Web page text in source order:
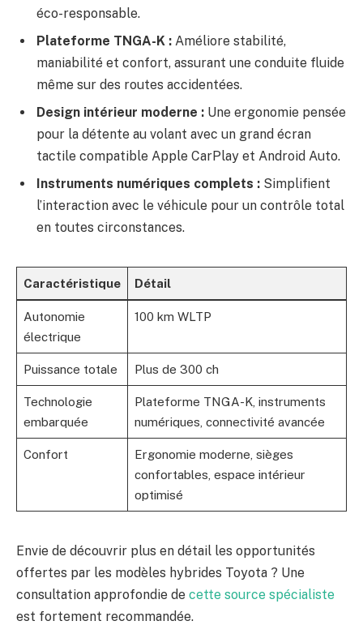
éco-responsable.
Plateforme TNGA-K : Améliore stabilité,
maniabilité et confort, assurant une conduite fluide
même sur des routes accidentées.
Design intérieur moderne : Une ergonomie pensée
pour la détente au volant avec un grand écran
tactile compatible Apple CarPlay et Android Auto.
Instruments numériques complets : Simplifient
l’interaction avec le véhicule pour un contrôle total
en toutes circonstances.
Caractéristique Détail
Autonomie
électrique
100 km WLTP
Puissance totale Plus de 300 ch
Technologie
embarquée
Plateforme TNGA-K, instruments
numériques, connectivité avancée
Confort
Ergonomie moderne, sièges
confortables, espace intérieur
optimisé
Envie de découvrir plus en détail les opportunités
offertes par les modèles hybrides Toyota ? Une
consultation approfondie de cette source spécialiste
est fortement recommandée.